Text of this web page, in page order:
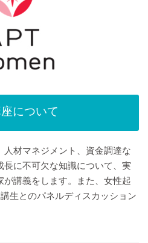
について
材マネジメント、資金調達な
長に不可欠な知識について、実
が講義をします。また、女性起
生とのパネルディスカッション